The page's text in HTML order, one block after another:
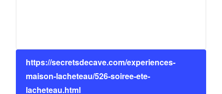
https://secretsdecave.com/experiences-
maison-lacheteau/526-soiree-ete-
lacheteau.html